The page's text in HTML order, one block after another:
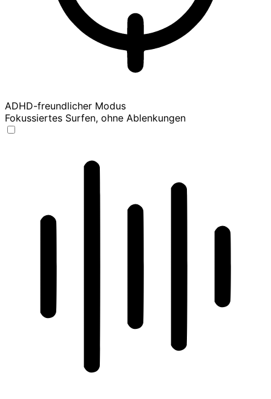
ADHD-freundlicher Modus
Fokussiertes Surfen, ohne Ablenkungen